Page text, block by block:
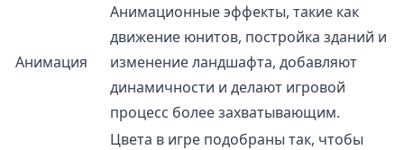
Анимация
Анимационные эффекты, такие как
движение юнитов, постройка зданий и
изменение ландшафта, добавляют
динамичности и делают игровой
процесс более захватывающим.
Цвета в игре подобраны так, чтобы